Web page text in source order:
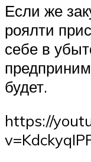
Если же
роялти
себе в
будет.
https://